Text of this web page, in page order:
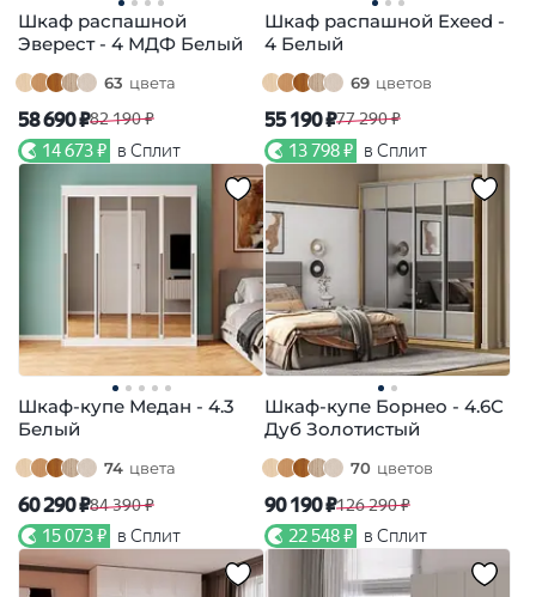
Шкаф распашной
Эверест - 4 МДФ Белый
63 цвета
58 690 ₽82 190 ₽
14 673 ₽ в Сплит
Шкаф распашной Exeed -
4 Белый
69 цветов
55 190 ₽77 290 ₽
13 798 ₽ в Сплит
Шкаф-купе Медан - 4.3
Белый
74 цвета
60 290 ₽84 390 ₽
15 073 ₽ в Сплит
Шкаф-купе Борнео - 4.6С
Дуб Золотистый
70 цветов
90 190 ₽126 290 ₽
22 548 ₽ в Сплит